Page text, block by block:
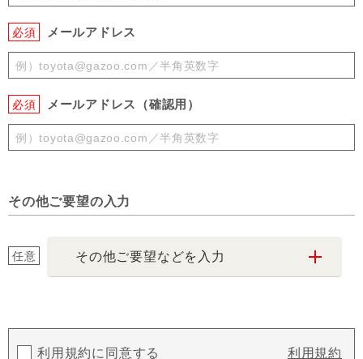
必須 メールアドレス
必須 メールアドレス（確認用）
その他ご要望の入力
任意 その他ご要望などを入力
利用規約に同意する 利用規約